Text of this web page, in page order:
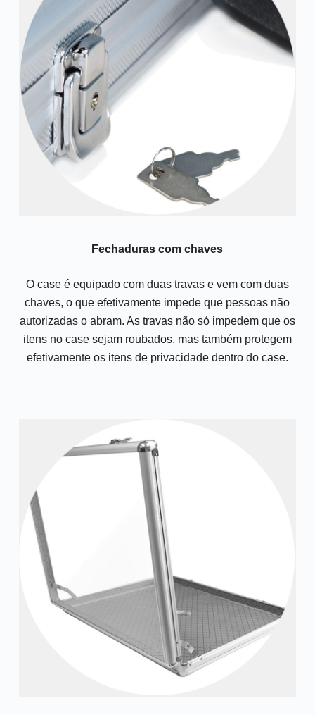
Fechaduras com chaves
O case é equipado com duas travas e vem com duas
chaves, o que efetivamente impede que pessoas não
autorizadas o abram. As travas não só impedem que os
itens no case sejam roubados, mas também protegem
efetivamente os itens de privacidade dentro do case.